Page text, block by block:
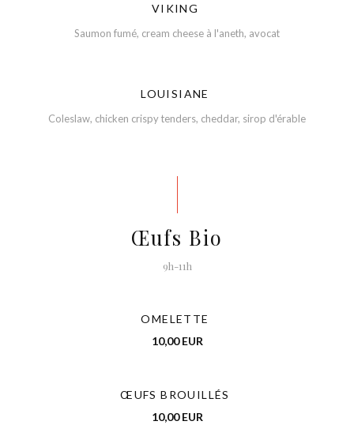
VIKING
Saumon fumé, cream cheese à l'aneth, avocat
LOUISIANE
Coleslaw, chicken crispy tenders, cheddar, sirop d'érable
Œufs Bio
9h-11h
OMELETTE
10,00 EUR
ŒUFS BROUILLÉS
10,00 EUR